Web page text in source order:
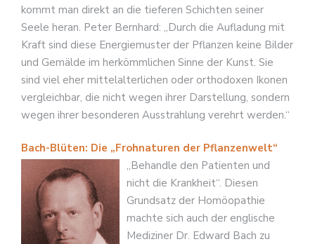
kommt man direkt an die tieferen Schichten seiner
Seele heran. Peter Bernhard: „Durch die Aufladung mit
Kraft sind diese Energiemuster der Pflanzen keine Bilder
und Gemälde im herkömmlichen Sinne der Kunst. Sie
sind viel eher mittelalterlichen oder orthodoxen Ikonen
vergleichbar, die nicht wegen ihrer Darstellung, sondern
wegen ihrer besonderen Ausstrahlung verehrt werden.“
Bach-Blüten: Die „Frohnaturen der Pflanzenwelt“
„Behandle den Patienten und
nicht die Krankheit“. Diesen
Grundsatz der Homöopathie
machte sich auch der englische
Mediziner Dr. Edward Bach zu